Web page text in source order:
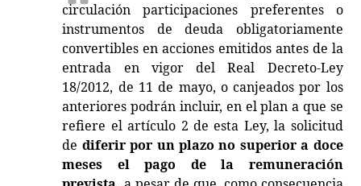
circulación participaciones preferentes o
instrumentos de deuda obligatoriamente
convertibles en acciones emitidos antes de la
entrada en vigor del Real Decreto-Ley
18/2012, de 11 de mayo, o canjeados por los
anteriores podrán incluir, en el plan a que se
refiere el artículo 2 de esta Ley, la solicitud
de diferir por un plazo no superior a doce
meses el pago de la remuneración